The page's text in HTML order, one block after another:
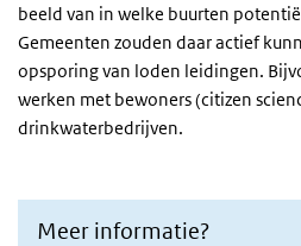
beeld van in welke buurten
Gemeenten zouden daar actief
opsporing van loden leidingen.
werken met bewoners (citizen
drinkwaterbedrijven.
Meer informatie?